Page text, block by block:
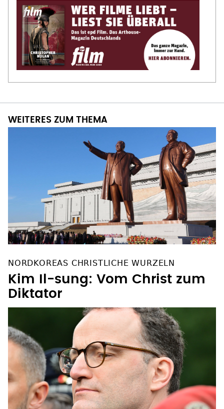
WEITERES ZUM THEMA
NORDKOREAS CHRISTLICHE WURZELN
Kim Il-sung: Vom Christ zum
Diktator